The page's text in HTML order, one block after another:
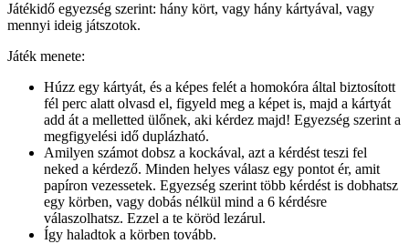
Játékidő egyezség szerint: hány kört, vagy hány kártyával, vagy
mennyi ideig játszotok.
Játék menete:
Húzz egy kártyát, és a képes felét a homokóra által biztosított
fél perc alatt olvasd el, figyeld meg a képet is, majd a kártyát
add át a melletted ülőnek, aki kérdez majd! Egyezség szerint a
megfigyelési idő duplázható.
Amilyen számot dobsz a kockával, azt a kérdést teszi fel
neked a kérdező. Minden helyes válasz egy pontot ér, amit
papíron vezessetek. Egyezség szerint több kérdést is dobhatsz
egy körben, vagy dobás nélkül mind a 6 kérdésre
válaszolhatsz. Ezzel a te köröd lezárul.
Így haladtok a körben tovább.